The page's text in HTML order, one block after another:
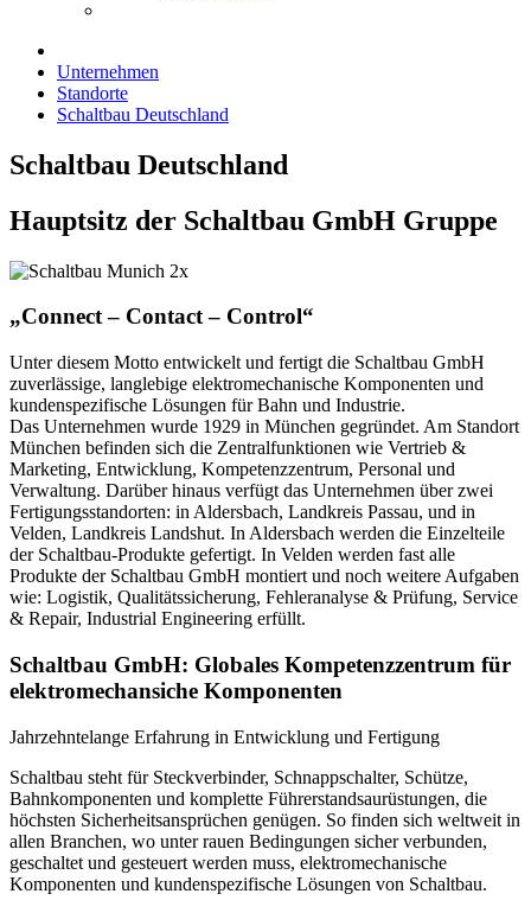
Unternehmen
Standorte
Schaltbau Deutschland
Schaltbau Deutschland
Hauptsitz der Schaltbau GmbH Gruppe
„Connect – Contact – Control“
Unter diesem Motto entwickelt und fertigt die Schaltbau GmbH
zuverlässige, langlebige elektromechanische Komponenten und
kundenspezifische Lösungen für Bahn und Industrie.
Das Unternehmen wurde 1929 in München gegründet. Am Standort
München befinden sich die Zentralfunktionen wie Vertrieb &
Marketing, Entwicklung, Kompetenzzentrum, Personal und
Verwaltung. Darüber hinaus verfügt das Unternehmen über zwei
Fertigungsstandorten: in Aldersbach, Landkreis Passau, und in
Velden, Landkreis Landshut. In Aldersbach werden die Einzelteile
der Schaltbau-Produkte gefertigt. In Velden werden fast alle
Produkte der Schaltbau GmbH montiert und noch weitere Aufgaben
wie: Logistik, Qualitätssicherung, Fehleranalyse & Prüfung, Service
& Repair, Industrial Engineering erfüllt.
Schaltbau GmbH: Globales Kompetenzzentrum für
elektromechansiche Komponenten
Jahrzehntelange Erfahrung in Entwicklung und Fertigung
Schaltbau steht für Steckverbinder, Schnappschalter, Schütze,
Bahnkomponenten und komplette Führerstandsaurüstungen, die
höchsten Sicherheitsansprüchen genügen. So finden sich weltweit in
allen Branchen, wo unter rauen Bedingungen sicher verbunden,
geschaltet und gesteuert werden muss, elektromechanische
Komponenten und kundenspezifische Lösungen von Schaltbau.